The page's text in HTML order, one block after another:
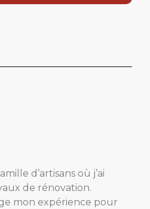
d’artisans où j’ai
de rénovation.
mon expérience pour